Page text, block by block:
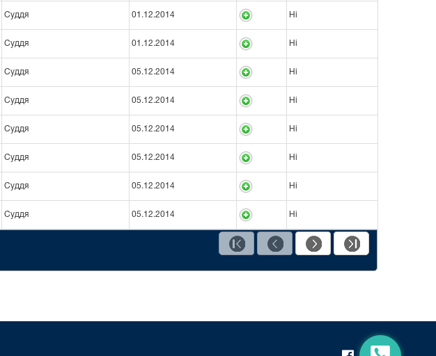
Суддя 01.12.2014 Ні
Суддя 01.12.2014 Ні
Суддя 05.12.2014 Ні
Суддя 05.12.2014 Ні
Суддя 05.12.2014 Ні
Суддя 05.12.2014 Ні
Суддя 05.12.2014 Ні
Суддя 05.12.2014 Ні